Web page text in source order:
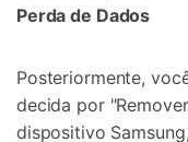
Perda de Dados
Posteriormente,
decida por
dispositivo